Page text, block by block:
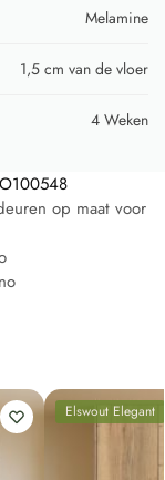
Melamine
1,5 cm van de vloer
4 Weken
op maat voor
Elswout Elegant